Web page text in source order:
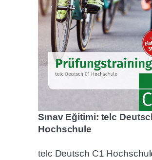
Sınav Eğitimi: telc
Hochschule
telc Deutsch C1